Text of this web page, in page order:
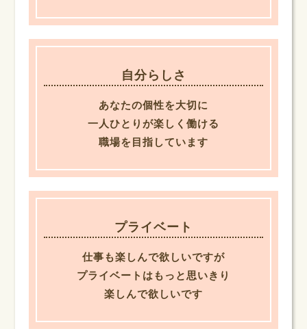
自分らしさ
あなたの個性を大切に
一人ひとりが楽しく働ける
職場を目指しています
プライベート
仕事も楽しんで欲しいですが
プライベートはもっと思いきり
楽しんで欲しいです